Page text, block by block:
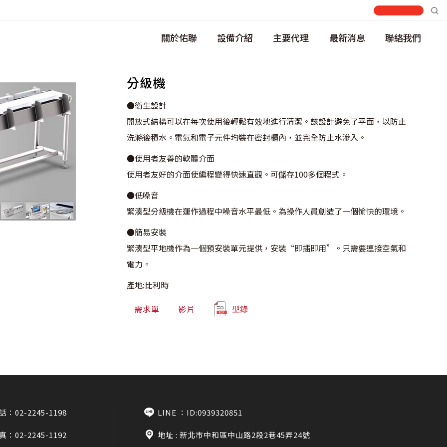
關於佑聯 設備介紹 主要代理 最新消息 聯絡我們
分級機
●衛生設計
開放式結構可以在每次使用後輕鬆有效地進行清潔。該設計避免了平面，以防止
洗滌後積水。電氣和電子元件均裝在密封櫃內，並完全防止水滲入。
●使用者友善的軟體介面
使用者友好的介面使編程變得快速直觀。可儲存100多個程式。
●低噪音
緊湊型分級機在運作過程中噪音水平最低。為操作人員創造了一個愉快的環境。
●簡易安裝
緊湊型平地機作為一個預安裝單元提供，安裝“即插即用”。只需要連接空氣和
電力。
產地:比利時
需求單 影片 型錄
： 02-2245-1198
：02-2245-1192
LINE ： ID:0939320851
地址 : 新北市中和區中山路2段2巷45弄24號